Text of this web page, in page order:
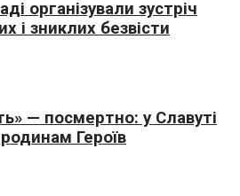
організували зустріч
і зниклих безвісти
— посмертно: у Славуті
Героїв